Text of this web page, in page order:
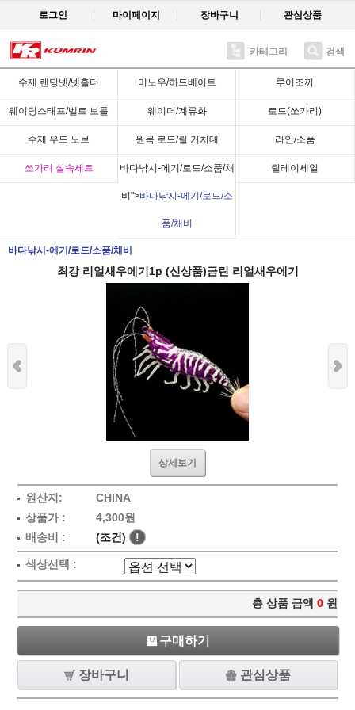
로그인 마이페이지 장바구니 관심상품
카테고리 검색
수제 랜딩넷/넷홀더 미노우/하드베이트 루어조끼
웨이딩스태프/벨트 보틀 웨이더/계류화 로드(쏘가리)
수제 우드 노브 원목 로드/릴 거치대 라인/소품
쏘가리 실속세트 바다낚시-에기/로드/소품/채
비">바다낚시-에기/로드/소
품/채비
릴레이세일
바다낚시-에기/로드/소품/채비
Recent
최강 리얼새우에기1p (신상품)금린 리얼새우에기
상세보기
원산지:
CHINA
상품가 :
4,300원
배송비 :
(조건) !
색상선택 :
총 상품 금액 0 원
구매하기
장바구니 관심상품